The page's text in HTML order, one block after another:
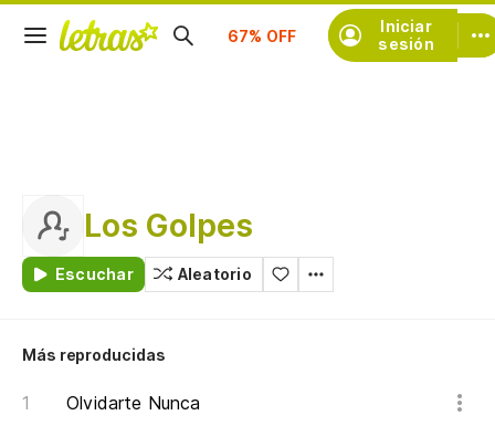
Iniciar
sesión
Suscríbete
Los Golpes
Escuchar Aleatorio
Más reproducidas
Olvidarte Nunca